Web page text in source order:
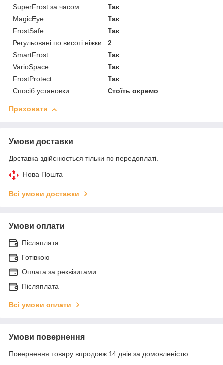
SuperFrost за часом
Так
MagicEye
Так
FrostSafe
Так
Регульовані по висоті ніжки
2
SmartFrost
Так
VarioSpace
Так
FrostProtect
Так
Спосіб установки
Стоїть окремо
Приховати
Умови доставки
Доставка здійснюється тільки по передоплаті.
Нова Пошта
Всі умови доставки
Умови оплати
Післяплата
Готівкою
Оплата за реквізитами
Післяплата
Всі умови оплати
Умови повернення
Повернення товару впродовж 14 днів за домовленістю